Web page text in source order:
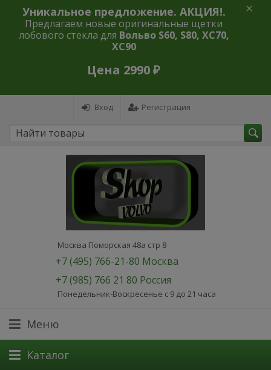
Уникальное предложение. АКЦИЯ!.
Предлагаем новые оригинальные щетки
лобового стекла для Вольво S60, S80, XC70,
XC90
Цена 2990 ₽
Вход Регистрация
Москва Поморская 48а стр 8
+7 (495) 766-21-80 Москва
+7 (985) 766 21 80 Россия
Понедельник-Воскресенье с 9 до 21 часа
Меню
Каталог